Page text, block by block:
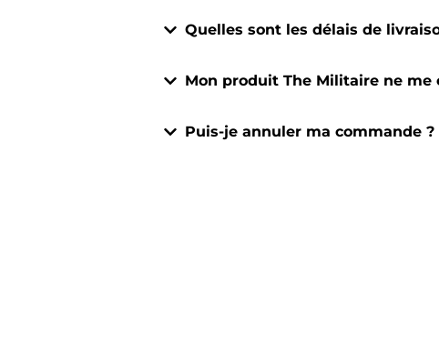
Quelles sont les délais de
Mon produit The Militaire ne
Puis-je annuler ma commande ?